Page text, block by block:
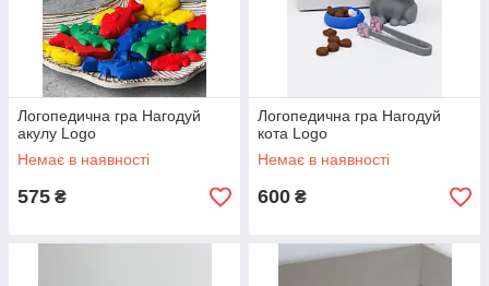
Логопедична гра Нагодуй
акулу Logo
Немає в наявності
575 ₴
Логопедична гра Нагодуй
кота Logo
Немає в наявності
600 ₴